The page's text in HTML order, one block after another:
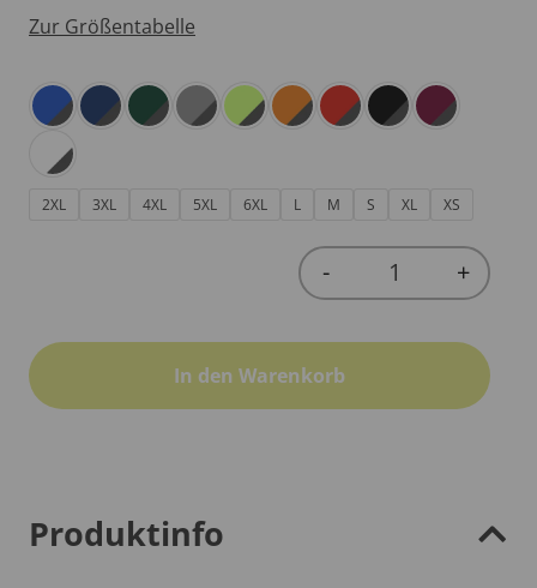
Zur Größentabelle
2XL 3XL 4XL 5XL 6XL L M S XL XS
Quantity
- +
In den Warenkorb
Produktinfo